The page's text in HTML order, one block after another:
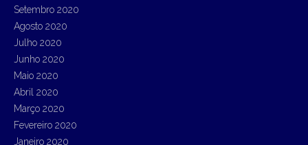
Setembro 2020
Agosto 2020
Julho 2020
Junho 2020
Maio 2020
Abril 2020
Março 2020
Fevereiro 2020
Janeiro 2020